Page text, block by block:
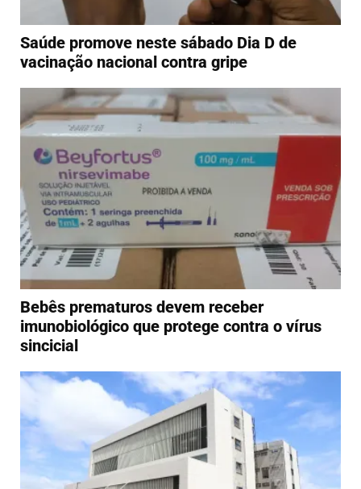
Saúde promove neste sábado Dia D de
vacinação nacional contra gripe
Bebês prematuros devem receber
imunobiológico que protege contra o vírus
sincicial